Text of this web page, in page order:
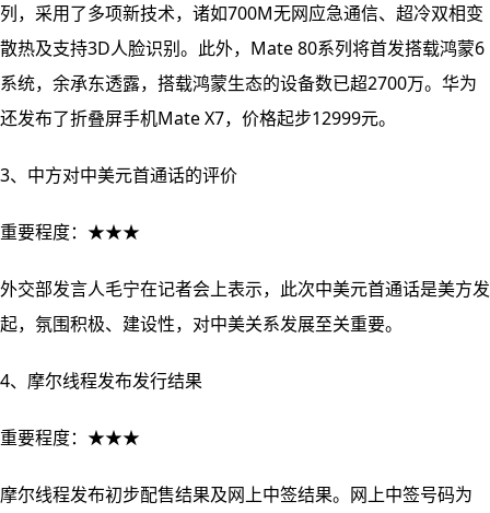
列，采用了多项新技术，诸如700M无网应急通信、超冷双相变
散热及支持3D人脸识别。此外，Mate 80系列将首发搭载鸿蒙6
系统，余承东透露，搭载鸿蒙生态的设备数已超2700万。华为
还发布了折叠屏手机Mate X7，价格起步12999元。
3、中方对中美元首通话的评价
重要程度：★★★
外交部发言人毛宁在记者会上表示，此次中美元首通话是美方发
起，氛围积极、建设性，对中美关系发展至关重要。
4、摩尔线程发布发行结果
重要程度：★★★
摩尔线程发布初步配售结果及网上中签结果。网上中签号码为